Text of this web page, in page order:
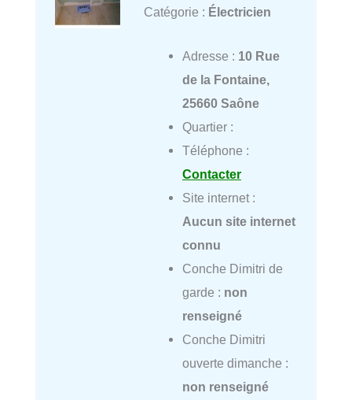
Catégorie : Électricien
Adresse : 10 Rue
de la Fontaine,
25660 Saône
Quartier :
Téléphone :
Contacter
Site internet :
Aucun site internet
connu
Conche Dimitri de
garde : non
renseigné
Conche Dimitri
ouverte dimanche :
non renseigné